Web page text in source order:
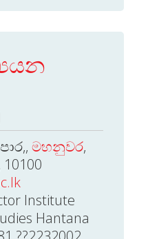
මහනුවර,
10100
Institute
Hantana